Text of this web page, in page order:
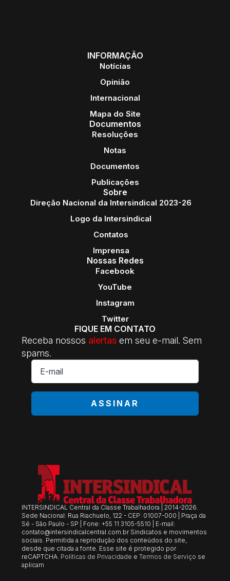
INFORMAÇÃO
Notícias
Opinião
Internacional
Mapa do Site
Documentos
Resoluções
Notas
Documentos
Publicações
Sobre
Direção Nacional da Intersindical 2023-26
Logo da Intersindical
Contatos
Imprensa
Nossas Redes
Facebook
YouTube
Instagram
Twitter
FIQUE EM CONTATO
Receba nossos alertas em seu e-mail. Sem
spams.
E-
mail
*
ASSINAR
INTERSINDICAL Central da Classe Trabalhadora | 2014-2026.
Sede Nacional: Rua Riachuelo, 122 - CEP: 01007-000 | Praça da
Sé - São Paulo - SP | Fone: +55 11 3105-5510 | E-mail:
contato@intersindicalcentral.com.br Sindicatos e movimentos
sociais. Permitida a reprodução dos conteúdos do site,
desde que citada a fonte. Esse site é protegido por
reCAPTCHA. Políticas de Privacidade eTermos de Serviço se
aplicam